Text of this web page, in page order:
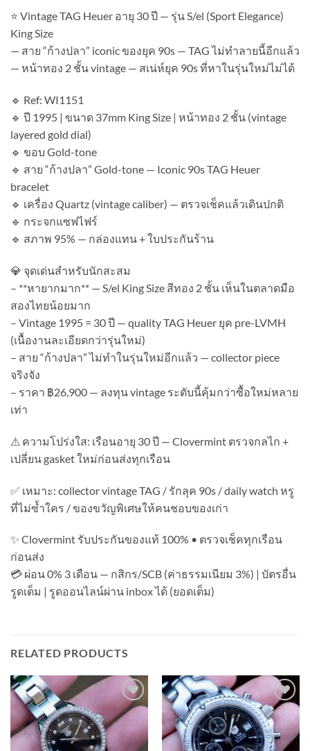
⭐ Vintage TAG Heuer อายุ 30 ปี — รุ่น S/el (Sport Elegance)
King Size
— สาย “ก้างปลา” iconic ของยุค 90s — TAG ไม่ทำลายนี้อีกแล้ว
— หน้าทอง 2 ชั้น vintage — สเน่ห์ยุค 90s ที่หาในรุ่นใหม่ไม่ได้
🔹 Ref: WI1151
🔹 ปี 1995 | ขนาด 37mm King Size | หน้าทอง 2 ชั้น (vintage
layered gold dial)
🔹 ขอบ Gold-tone
🔹 สาย “ก้างปลา” Gold-tone — Iconic 90s TAG Heuer
bracelet
🔹 เครื่อง Quartz (vintage caliber) — ตรวจเช็คแล้วเดินปกติ
🔹 กระจกแซฟไฟร์
🔹 สภาพ 95% — กล่องแทน + ใบประกันร้าน
💎 จุดเด่นสำหรับนักสะสม
– **หายากมาก** — S/el King Size สีทอง 2 ชั้น เห็นในตลาดมือ
สองไทยน้อยมาก
– Vintage 1995 = 30 ปี — quality TAG Heuer ยุค pre-LVMH
(เนื้องานละเอียดกว่ารุ่นใหม่)
– สาย “ก้างปลา” ไม่ทำในรุ่นใหม่อีกแล้ว — collector piece
จริงจัง
– ราคา ฿26,900 — ลงทุน vintage ระดับนี้คุ้มกว่าซื้อใหม่หลาย
เท่า
⚠ ความโปร่งใส: เรือนอายุ 30 ปี — Clovermint ตรวจกลไก +
เปลี่ยน gasket ใหม่ก่อนส่งทุกเรือน
✅ เหมาะ: collector vintage TAG / รักลุค 90s / daily watch หรู
ที่ไม่ซ้ำใคร / ของขวัญพิเศษให้คนชอบของเก่า
✨ Clovermint รับประกันของแท้ 100% • ตรวจเช็คทุกเรือน
ก่อนส่ง
💳 ผ่อน 0% 3 เดือน — กสิกร/SCB (ค่าธรรมเนียม 3%) | บัตรอื่น
รูดเต็ม | รูดออนไลน์ผ่าน inbox ได้ (ยอดเต็ม)
RELATED PRODUCTS
Add to
Wishlist
Add to
Wishlist